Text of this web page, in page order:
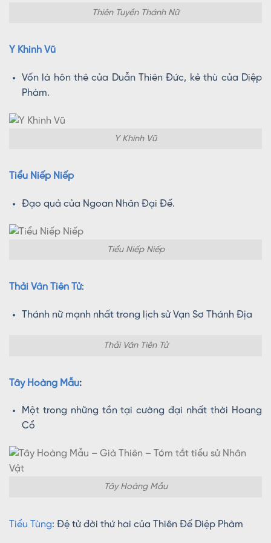
Thiên Tuyền Thánh Nữ
Y Khinh Vũ
Vốn là hôn thê của Duẫn Thiên Đức, kẻ thù của Diệp
Phàm.
Y Khinh Vũ
Tiểu Niếp Niếp
Đạo quả của Ngoan Nhân Đại Đế.
Tiểu Niếp Niếp
Thải Vân Tiên Tử:
Thánh nữ mạnh nhất trong lịch sử Vạn Sơ Thánh Địa
Thải Vân Tiên Tử
Tây Hoàng Mẫu:
Một trong những tồn tại cường đại nhất thời Hoang
Cổ
Tây Hoàng Mẫu
Tiểu Tùng: Đệ tử đời thứ hai của Thiên Đế Diệp Phàm